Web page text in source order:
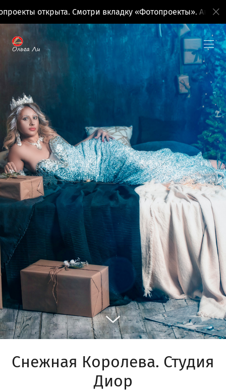
открыта. Смотри вкладку «Фотопроекты». Анонсы
Снежная Королева. Студия
Диор